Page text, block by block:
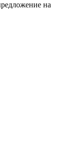
на